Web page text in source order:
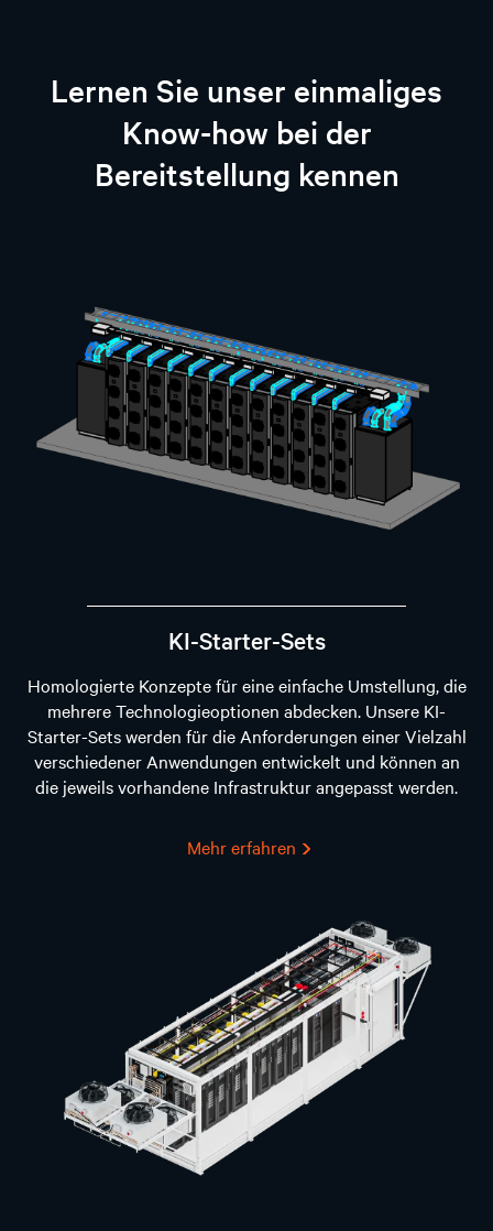
Lernen Sie unser einmaliges
Know-how bei der
Bereitstellung kennen
KI-Starter-Sets
Homologierte Konzepte für eine einfache Umstellung, die
mehrere Technologieoptionen abdecken. Unsere KI-
Starter-Sets werden für die Anforderungen einer Vielzahl
verschiedener Anwendungen entwickelt und können an
die jeweils vorhandene Infrastruktur angepasst werden.
Mehr erfahren